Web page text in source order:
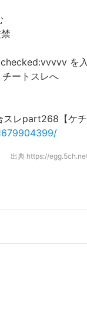
を
ートスレへ
スレpart268【ケチ
出典 https://